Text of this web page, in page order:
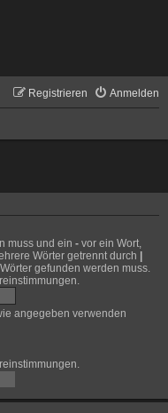
Anmelden
Registrieren
muss und ein - vor ein Wort,
Wörter getrennt durch
gefunden werden muss.
angegeben verwenden